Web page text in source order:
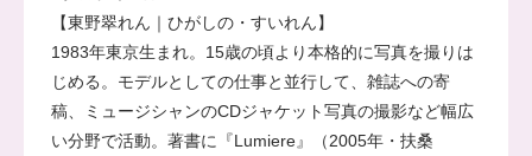
【東野翠れん ｜ひがしの・すいれん】
1983年東京生まれ。15歳の頃より本格的に写真を撮りは
じめる。モデルとしての仕事と並行して、雑誌への寄
稿、ミュージシャンのCDジャケット写真の撮影など幅広
い分野で活動。著書に『Lumiere』（2005年・扶桑